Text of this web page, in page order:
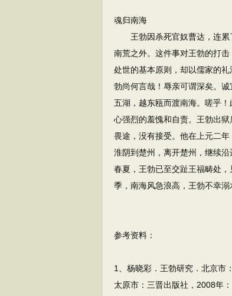
魂归南海
王勃因杀死官奴曹达，连累
南荒之外。这件事对王勃的打
处世的基本原则，却以儒家的
勃尚何言哉！辱亲可谓深矣。
五湖，越东瓯而渡南海。嗟乎
心强烈的羞愧和自责。王勃出
畏途，没有接受。他在上元二
淮阴到楚州，离开楚州，继续
春夏，王勃已至交趾王福畴处
季，南海风急浪高，王勃不幸
参考资料：
1、杨晓彩．王勃研究．北京市
太原市：三晋出版社，2008年